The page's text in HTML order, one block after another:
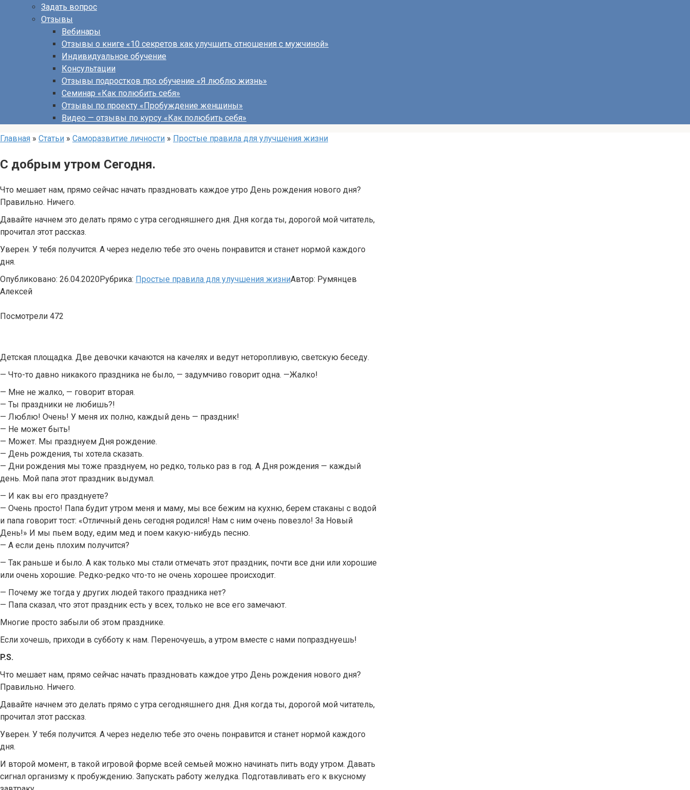
Задать вопрос
Отзывы
Вебинары
Отзывы о книге «10 секретов как улучшить отношения с мужчиной»
Индивидуальное обучение
Консультации
Отзывы подростков про обучение «Я люблю жизнь»
Семинар «Как полюбить себя»
Отзывы по проекту «Пробуждение женщины»
Видео — отзывы по курсу «Как полюбить себя»
Главная » Статьи » Саморазвитие личности » Простые правила для улучшения жизни
С добрым утром Сегодня.
Что мешает нам, прямо сейчас начать праздновать каждое утро День рождения нового дня?
Правильно. Ничего.
Давайте начнем это делать прямо с утра сегодняшнего дня. Дня когда ты, дорогой мой читатель,
прочитал этот рассказ.
Уверен. У тебя получится. А через неделю тебе это очень понравится и станет нормой каждого
дня.
Опубликовано: 26.04.2020Рубрика: Простые правила для улучшения жизниАвтор: Румянцев
Алексей
Посмотрели 472
Детская площадка. Две девочки качаются на качелях и ведут неторопливую, светскую беседу.
— Что-то давно никакого праздника не было, — задумчиво говорит одна. —Жалко!
— Мне не жалко, — говорит вторая.
— Ты праздники не любишь?!
— Люблю! Очень! У меня их полно, каждый день — праздник!
— Не может быть!
— Может. Мы празднуем Дня рождение.
— День рождения, ты хотела сказать.
— Дни рождения мы тоже празднуем, но редко, только раз в год. А Дня рождения — каждый
день. Мой папа этот праздник выдумал.
— И как вы его празднуете?
— Очень просто! Папа будит утром меня и маму, мы все бежим на кухню, берем стаканы с водой
и папа говорит тост: «Отличный день сегодня родился! Нам с ним очень повезло! За Новый
День!» И мы пьем воду, едим мед и поем какую-нибудь песню.
— А если день плохим получится?
— Так раньше и было. А как только мы стали отмечать этот праздник, почти все дни или хорошие
или очень хорошие. Редко-редко что-то не очень хорошее происходит.
— Почему же тогда у других людей такого праздника нет?
— Папа сказал, что этот праздник есть у всех, только не все его замечают.
Многие просто забыли об этом празднике.
Если хочешь, приходи в субботу к нам. Переночуешь, а утром вместе с нами попразднуешь!
P.S.
Что мешает нам, прямо сейчас начать праздновать каждое утро День рождения нового дня?
Правильно. Ничего.
Давайте начнем это делать прямо с утра сегодняшнего дня. Дня когда ты, дорогой мой читатель,
прочитал этот рассказ.
Уверен. У тебя получится. А через неделю тебе это очень понравится и станет нормой каждого
дня.
И второй момент, в такой игровой форме всей семьей можно начинать пить воду утром. Давать
сигнал организму к пробуждению. Запускать работу желудка. Подготавливать его к вкусному